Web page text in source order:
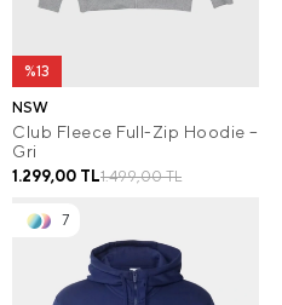
%13
NSW
Club Fleece Full-Zip Hoodie –
Gri
1.499,00 TL
1.299,00 TL
7